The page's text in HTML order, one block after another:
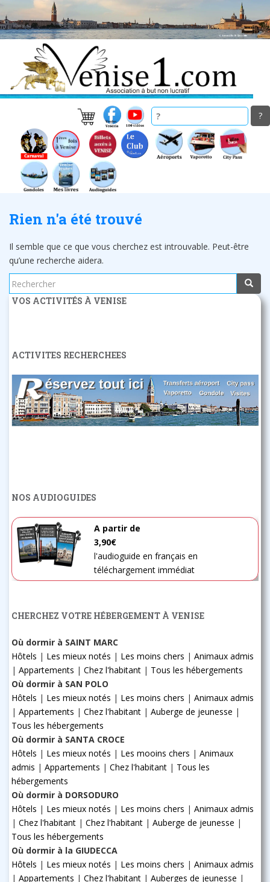
to
main
Rien n'a été trouvé
Il semble que ce que vous cherchez est introuvable. Peut-être
qu’une recherche aidera.
Rechercher...
VOS ACTIVITÉS À VENISE
ACTIVITES RECHERCHEES
NOS AUDIOGUIDES
A partir de
3,90€
l'audioguide en français en
téléchargement immédiat
CHERCHEZ VOTRE HÉBERGEMENT À VENISE
Où dormir à SAINT MARC
Hôtels | Les mieux notés | Les moins chers | Animaux admis
| Appartements | Chez l'habitant | Tous les hébergements
Où dormir à SAN POLO
Hôtels | Les mieux notés | Les moins chers | Animaux admis
| Appartements | Chez l'habitant | Auberge de jeunesse |
Tous les hébergements
Où dormir à SANTA CROCE
Hôtels | Les mieux notés | Les mooins chers | Animaux
admis | Appartements | Chez l'habitant | Tous les
hébergements
Où dormir à DORSODURO
Hôtels | Les mieux notés | Les moins chers | Animaux admis
| Chez l'habitant | Chez l'habitant | Auberge de jeunesse |
Tous les hébergements
Où dormir à la GIUDECCA
Hôtels | Les mieux notés | Les moins chers | Animaux admis
| Appartements | Chez l'habitant | Auberges de jeunesse |